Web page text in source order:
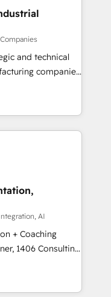
戦略設
前提にした情報設
援：Salesforce・
スタム設計、履歴
応：ChatGPT・
定 ✓ HubSpotアワ
/
導入実績 ✓
気軽にお問い合わ
make a
and technical
companies
in delivering
by leveraging
success.
-
Website
transparent,
you
AI
+ Coaching
how
just build your
own it, then stay